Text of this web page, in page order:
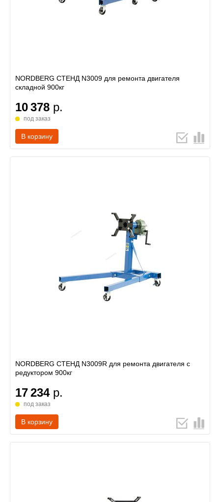
NORDBERG СТЕНД N3009 для ремонта двигателя
складной 900кг
10 378 р.
под заказ
В корзину
NORDBERG СТЕНД N3009R для ремонта двигателя с
редуктором 900кг
17 234р.
под заказ
В корзину